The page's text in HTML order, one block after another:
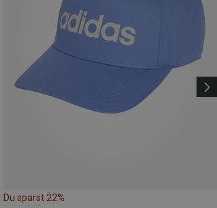
Du sparst 22%